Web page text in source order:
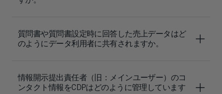
質問書や質問書設定時に回答した売上データはど
のようにデータ利用者に共有されますか。
情報開示提出責任者（旧：メインユーザー）のコ
ンタクト情報をCDPはどのように管理しています